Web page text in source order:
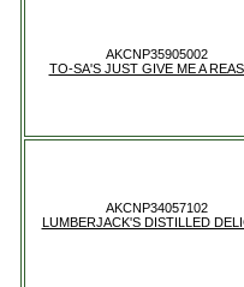
AKCNP35905002
TO-SA'S JUST GIVE ME A
AKCNP34057102
LUMBERJACK'S DISTILLED